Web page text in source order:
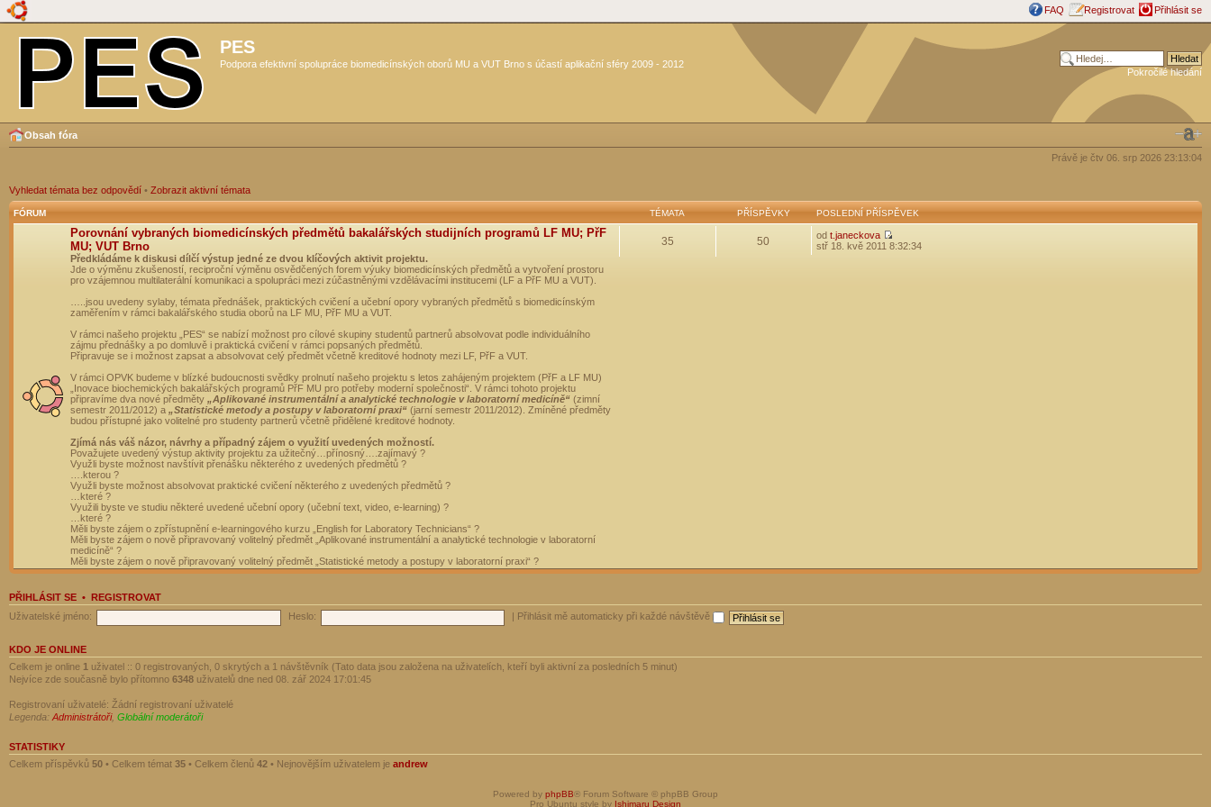
FAQ Registrovat Přihlásit se
PES
Podpora efektivní spolupráce biomedicínských oborů MU a VUT Brno s účastí aplikační sféry 2009 - 2012
Pokročilé hledání
Obsah fóra
Právě je čtv 06. srp 2026 23:13:04
Vyhledat témata bez odpovědí • Zobrazit aktivní témata
FÓRUM TÉMATA PŘÍSPĚVKY POSLEDNÍ PŘÍSPĚVEK
Porovnání vybraných biomedicínských předmětů bakalářských studijních programů LF MU; PřF
MU; VUT Brno
Předkládáme k diskusi dílčí výstup jedné ze dvou klíčových aktivit projektu.
Jde o výměnu zkušeností, reciproční výměnu osvědčených forem výuky biomedicínských předmětů a vytvoření prostoru
pro vzájemnou multilaterální komunikaci a spolupráci mezi zúčastněnými vzdělávacími institucemi (LF a PřF MU a VUT).
…..jsou uvedeny sylaby, témata přednášek, praktických cvičení a učební opory vybraných předmětů s biomedicínským
zaměřením v rámci bakalářského studia oborů na LF MU, PřF MU a VUT.
V rámci našeho projektu „PES“ se nabízí možnost pro cílové skupiny studentů partnerů absolvovat podle individuálního
zájmu přednášky a po domluvě i praktická cvičení v rámci popsaných předmětů.
Připravuje se i možnost zapsat a absolvovat celý předmět včetně kreditové hodnoty mezi LF, PřF a VUT.
V rámci OPVK budeme v blízké budoucnosti svědky prolnutí našeho projektu s letos zahájeným projektem (PřF a LF MU)
„Inovace biochemických bakalářských programů PřF MU pro potřeby moderní společnosti“. V rámci tohoto projektu
připravíme dva nové předměty „Aplikované instrumentální a analytické technologie v laboratorní medicíně“ (zimní
semestr 2011/2012) a „Statistické metody a postupy v laboratorní praxi“ (jarní semestr 2011/2012). Zmíněné předměty
budou přístupné jako volitelné pro studenty partnerů včetně přidělené kreditové hodnoty.
Zjímá nás váš názor, návrhy a případný zájem o využití uvedených možností.
Považujete uvedený výstup aktivity projektu za užitečný…přínosný….zajímavý ?
Využli byste možnost navštívit přenášku některého z uvedených předmětů ?
….kterou ?
Využli byste možnost absolvovat praktické cvičení některého z uvedených předmětů ?
…které ?
Využili byste ve studiu některé uvedené učební opory (učební text, video, e-learning) ?
…které ?
Měli byste zájem o zpřístupnění e-learningového kurzu „English for Laboratory Technicians“ ?
Měli byste zájem o nově připravovaný volitelný předmět „Aplikované instrumentální a analytické technologie v laboratorní
medicíně“ ?
Měli byste zájem o nově připravovaný volitelný předmět „Statistické metody a postupy v laboratorní praxi“ ?
35 50 od t.janeckova
stř 18. kvě 2011 8:32:34
PŘIHLÁSIT SE • REGISTROVAT
Uživatelské jméno:
Heslo: Přihlásit mě automaticky při každé návštěvě
KDO JE ONLINE
Celkem je online 1 uživatel :: 0 registrovaných, 0 skrytých a 1 návštěvník (Tato data jsou založena na uživatelích, kteří byli aktivní za posledních 5 minut)
Nejvíce zde současně bylo přítomno 6348 uživatelů dne ned 08. zář 2024 17:01:45
Registrovaní uživatelé: Žádní registrovaní uživatelé
Legenda: Administrátoři, Globální moderátoři
STATISTIKY
Celkem příspěvků 50 • Celkem témat 35 • Celkem členů 42 • Nejnovějším uživatelem je andrew
Powered by phpBB® Forum Software © phpBB Group
Pro Ubuntu style by Ishimaru Design